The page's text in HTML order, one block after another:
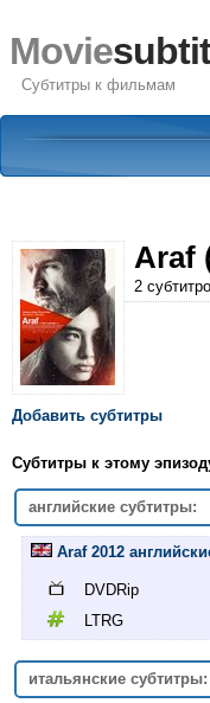
Movie
Субтитры к фильмам
Araf
2
Добавить субтитры
Субтитры к этому
английские субтитры:
Araf 2012
DVDRip
LTRG
итальянские субтитры: